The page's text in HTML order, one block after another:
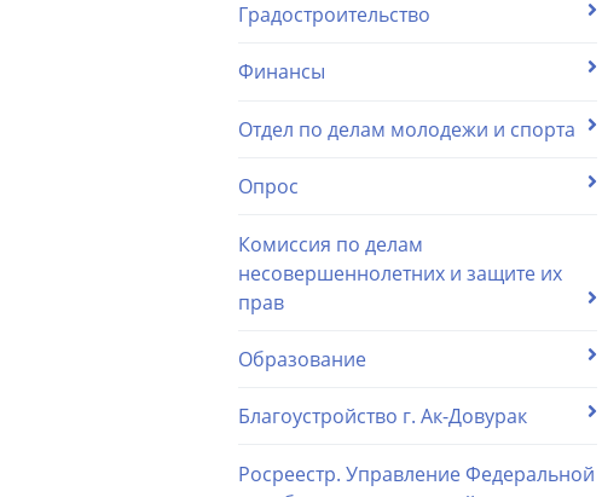
Градостроительство
Финансы
Отдел по делам молодежи и спорта
Опрос
Комиссия по делам
несовершеннолетних и защите их
прав
Образование
Благоустройство г. Ак-Довурак
Росреестр. Управление Федеральной